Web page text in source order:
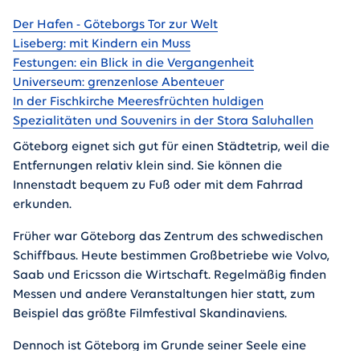
Gehe zu
Der Hafen - Göteborgs Tor zur Welt
Liseberg: mit Kindern ein Muss
Festungen: ein Blick in die Vergangenheit
Universeum: grenzenlose Abenteuer
In der Fischkirche Meeresfrüchten huldigen
Spezialitäten und Souvenirs in der Stora Saluhallen
Göteborg eignet sich gut für einen Städtetrip, weil die
Entfernungen relativ klein sind. Sie können die
Innenstadt bequem zu Fuß oder mit dem Fahrrad
erkunden.
Früher war Göteborg das Zentrum des schwedischen
Schiffbaus. Heute bestimmen Großbetriebe wie Volvo,
Saab und Ericsson die Wirtschaft. Regelmäßig finden
Messen und andere Veranstaltungen hier statt, zum
Beispiel das größte Filmfestival Skandinaviens.
Dennoch ist Göteborg im Grunde seiner Seele eine